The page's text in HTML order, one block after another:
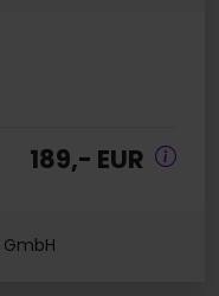
189,- EUR